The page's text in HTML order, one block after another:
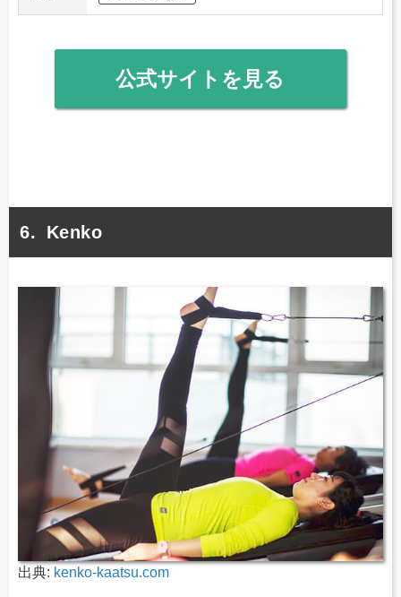
公式サイトを見る
Kenko
出典: kenko-kaatsu.com